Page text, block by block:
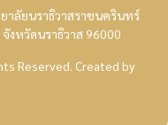
าลัยนราธิวาสราชนครินทร์
งหวัดนราธิวาส 96000
Reserved. Created by